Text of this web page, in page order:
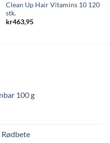
Clean Up Hair Vitamins 10 120
stk.
kr463,95
100 g